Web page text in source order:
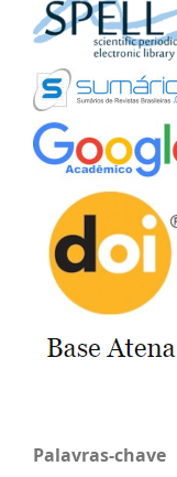
Palavras-chave